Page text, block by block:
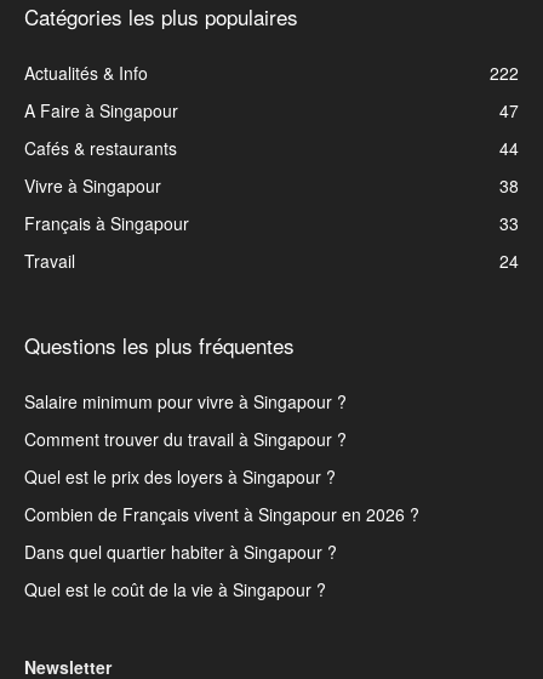
Catégories les plus populaires
Actualités & Info
222
A Faire à Singapour
47
Cafés & restaurants
44
Vivre à Singapour
38
Français à Singapour
33
Travail
24
Questions les plus fréquentes
Salaire minimum pour vivre à Singapour ?
Comment trouver du travail à Singapour ?
Quel est le prix des loyers à Singapour ?
Combien de Français vivent à Singapour en 2026 ?
Dans quel quartier habiter à Singapour ?
Quel est le coût de la vie à Singapour ?
Newsletter